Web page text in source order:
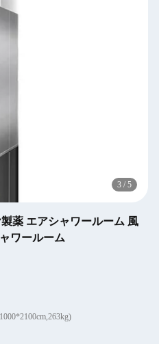
3 / 5
薬 エアシャワールーム 風
ワールーム